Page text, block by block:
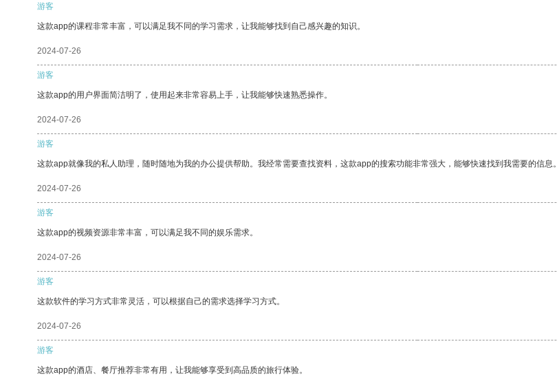
游客
这款app的课程非常丰富，可以满足我不同的学习需求，让我能够找到自己感兴趣的知识。
2024-07-26
游客
这款app的用户界面简洁明了，使用起来非常容易上手，让我能够快速熟悉操作。
2024-07-26
游客
这款app就像我的私人助理，随时随地为我的办公提供帮助。我经常需要查找资料，这款app的搜索功能非常强大，能够快速找到我需要的信息。
2024-07-26
游客
这款app的视频资源非常丰富，可以满足我不同的娱乐需求。
2024-07-26
游客
这款软件的学习方式非常灵活，可以根据自己的需求选择学习方式。
2024-07-26
游客
这款app的酒店、餐厅推荐非常有用，让我能够享受到高品质的旅行体验。